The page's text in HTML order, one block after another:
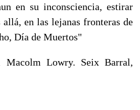
en su inconsciencia, estirar
en las lejanas fronteras de
Día de Muertos"
Macolm Lowry. Seix Barral,